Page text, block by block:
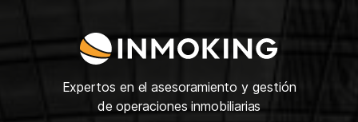
Expertos en el asesoramiento y gestión
de operaciones inmobiliarias